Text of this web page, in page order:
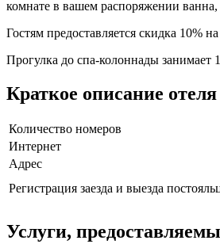
комнате в вашем распоряжении
Гостям предоставляется скидка 10%
Прогулка до спа-колоннады
Краткое описание отеля
Количество номеров
Интернет
Адрес
Регистрация заезда и выезда
Услуги,